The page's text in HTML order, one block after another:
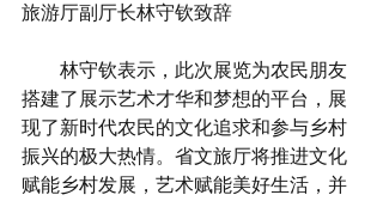
旅游厅副厅长林守钦致辞
搭建了展示艺术才华和梦想的平台，展
现了新时代农民的文化追求和参与乡村
振兴的极大热情。省文旅厅将推进文化
赋能乡村发展，艺术赋能美好生活，并